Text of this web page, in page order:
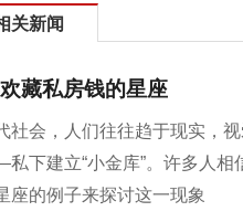
关新闻
藏私房钱的星座
社会，人们往往趋于现实，
下建立“小金库”。许多人相
座的例子来探讨这一现象